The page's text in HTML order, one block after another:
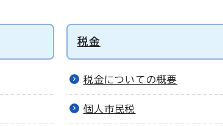
税金
税金についての概要
個人市民税